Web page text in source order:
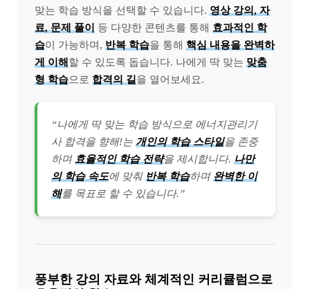
맞는 학습 방식을 선택할 수 있습니다. 영상 강의, 자
료, 문제 풀이
등 다양한 콘텐츠를 통해 효과적인 학
습이 가능하며, 반복 학습을 통해 핵심 내용을 완벽하
게 이해 할 수 있도록 돕습니다. 나에게 딱 맞는 맞춤
형 학습으로 합격의 길 을 열어보세요.
“나에게 딱 맞는 학습 방식으로 에너지관리기
사 합격을 향해!는 개인의 학습 스타일을 존중
하며 효율적인 학습 전략을 제시합니다. 나만
의 학습 속도에 맞춰 반복 학습하며 완벽한 이
해를 목표로 할 수 있습니다.”
풍부한 강의 자료와 체계적인 커리큘럼으로